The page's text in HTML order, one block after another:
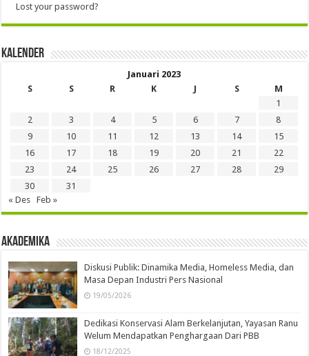
Lost your password?
Kalender
Januari 2023
S
S R K J S
M
1
2
3 4 5 6 7
8
9
10 11 12 13 14
15
16
17 18 19 20 21
22
23
24 25 26 27 28
29
30
31
« Des
Feb »
Akademika
Diskusi Publik: Dinamika Media, Homeless Media, dan
Masa Depan Industri Pers Nasional
19/05/2026
Dedikasi Konservasi Alam Berkelanjutan, Yayasan Ranu
Welum Mendapatkan Penghargaan Dari PBB
18/12/2025